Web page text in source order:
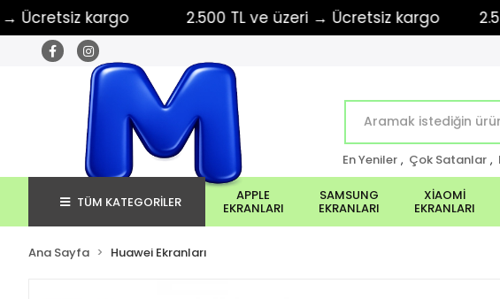
kargo 2.500 TL ve üzeri → Ücretsiz kargo 2.500
En Yeniler , Çok Satanlar ,
TÜM KATEGORİLER APPLE
EKRANLARI
SAMSUNG
EKRANLARI
XİAOMİ
EKRANLARI
Ana Sayfa Huawei Ekranları